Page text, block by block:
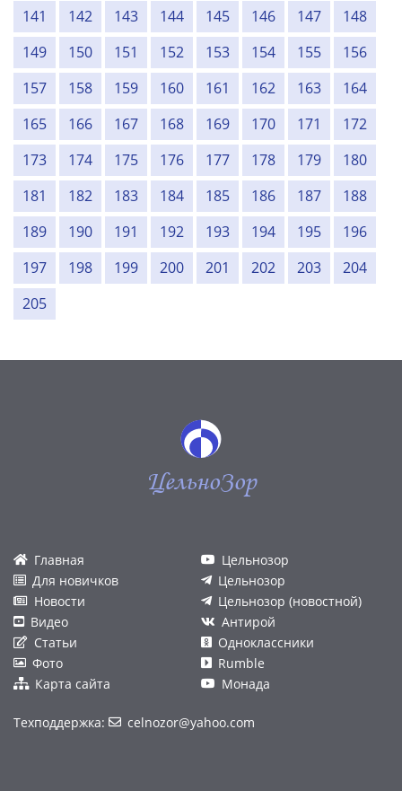
141
142 143 144 145 146 147
148
149
150 151 152 153 154 155
156
157
158 159 160 161 162 163
164
165
166 167 168 169 170 171
172
173
174 175 176 177 178 179
180
181
182 183 184 185 186 187
188
189
190 191 192 193 194 195
196
197
198 199 200 201 202 203
204
205
ЦельноЗор
Главная
Для новичков
Новости
Видео
Статьи
Фото
Карта сайта
Цельнозор
Цельнозор
Цельнозор (новостной)
Антирой
Одноклассники
Rumble
Монада
Техподдержка: celnozor@yahoo.com